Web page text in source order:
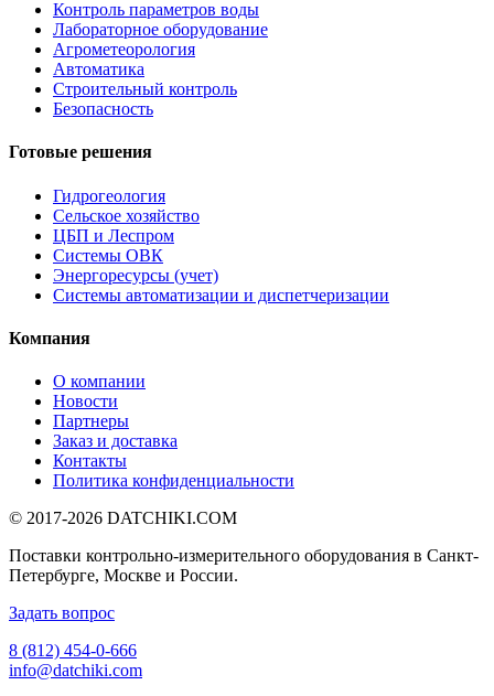
Контроль параметров воды
Лабораторное оборудование
Агрометеорология
Автоматика
Строительный контроль
Безопасность
Готовые решения
Гидрогеология
Сельское хозяйство
ЦБП и Леспром
Системы ОВК
Энергоресурсы (учет)
Системы автоматизации и диспетчеризации
Компания
О компании
Новости
Партнеры
Заказ и доставка
Контакты
Политика конфиденциальности
© 2017-2026 DATCHIKI.COM
Поставки контрольно-измерительного оборудования в Санкт-
Петербурге, Москве и России.
Задать вопрос
8 (812) 454-0-666
info@datchiki.com